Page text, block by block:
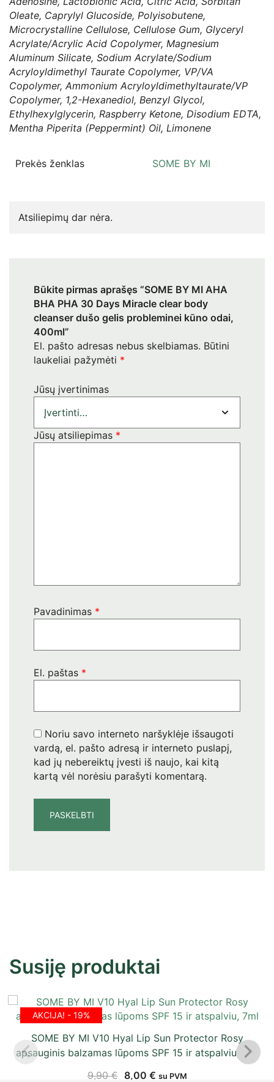
Oleate, Caprylyl Glucoside, Polyisobutene,
Microcrystalline Cellulose, Cellulose Gum, Glyceryl
Acrylate/Acrylic Acid Copolymer, Magnesium
Aluminum Silicate, Sodium Acrylate/Sodium
Acryloyldimethyl Taurate Copolymer, VP/VA
Copolymer, Ammonium Acryloyldimethyltaurate/VP
Copolymer, 1,2-Hexanediol, Benzyl Glycol,
Ethylhexylglycerin, Raspberry Ketone, Disodium EDTA,
Mentha Piperita (Peppermint) Oil, Limonene
Prekės ženklas SOME BY MI
Atsiliepimų dar nėra.
Būkite pirmas aprašęs “SOME BY MI AHA
BHA PHA 30 Days Miracle clear body
cleanser dušo gelis probleminei kūno odai,
400ml”
El. pašto adresas nebus skelbiamas. Būtini
laukeliai pažymėti *
Jūsų įvertinimas
Jūsų atsiliepimas *
Pavadinimas *
El. paštas *
Noriu savo interneto naršyklėje išsaugoti
vardą, el. pašto adresą ir interneto puslapį,
kad jų nebereiktų įvesti iš naujo, kai kitą
kartą vėl norėsiu parašyti komentarą.
Susiję produktai
AKCIJA! - 19%
SOME BY MI V10 Hyal Lip Sun Protector Rosy
apsauginis balzamas lūpoms SPF 15 ir atspalviu, 7ml
9,90€ 8,00 € su PVM